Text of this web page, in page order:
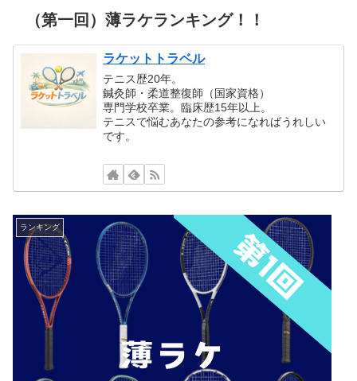
（第一回）薄ラケランキング！！
ラケットトラベル
テニス歴20年。
鍼灸師・柔道整復師（国家資格）
専門学校卒業。臨床歴15年以上。
テニスで悩むあなたの参考になればうれしい
です。
ランキング